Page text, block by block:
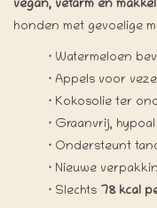
vegan, vetarm en
honden met gevoelige
· Watermeloen
· Appels voor
· Kokosolie ter
· Graanvrij,
· Ondersteunt
· Nieuwe
· Slechts 78 kcal